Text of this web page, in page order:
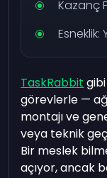
Kazanç
Esneklik:
TaskRabbit
görevlerle —
montajı ve
veya teknik
Bir meslek
açıyor, ancak